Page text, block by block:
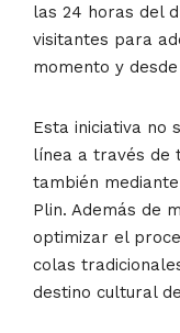
las 24 horas del
visitantes para
momento y
Esta iniciativa no
línea a través de
también
Plin. Además de
optimizar el
colas
destino cultural